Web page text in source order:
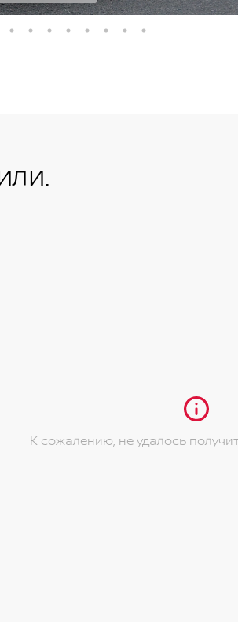
К сожалению, не удалось